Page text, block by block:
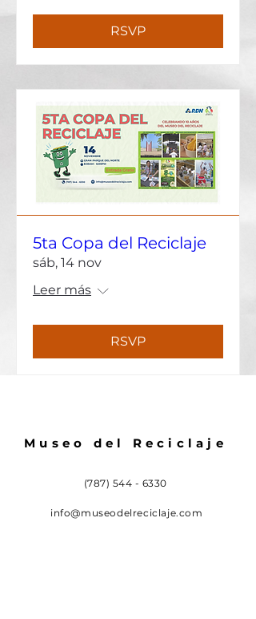
RSVP
5ta Copa del Reciclaje
sáb, 14 nov
Leer más
RSVP
Museo del Reciclaje
(787) 544 - 6330
info@museodelreciclaje.com